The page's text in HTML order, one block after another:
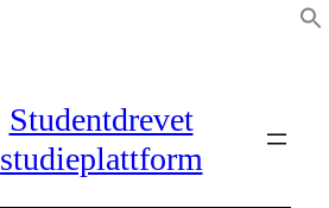
Studentdrevet
studieplattform